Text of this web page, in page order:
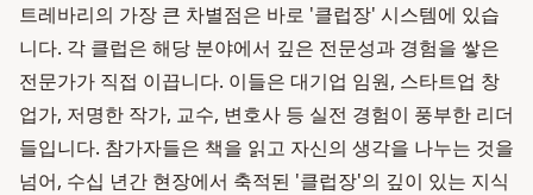
트레바리의 가장 큰 차별점은 바로 '클럽장' 시스템에 있습
니다. 각 클럽은 해당 분야에서 깊은 전문성과 경험을 쌓은
전문가가 직접 이끕니다. 이들은 대기업 임원, 스타트업 창
업가, 저명한 작가, 교수, 변호사 등 실전 경험이 풍부한 리더
들입니다. 참가자들은 책을 읽고 자신의 생각을 나누는 것을
넘어, 수십 년간 현장에서 축적된 '클럽장'의 깊이 있는 지식